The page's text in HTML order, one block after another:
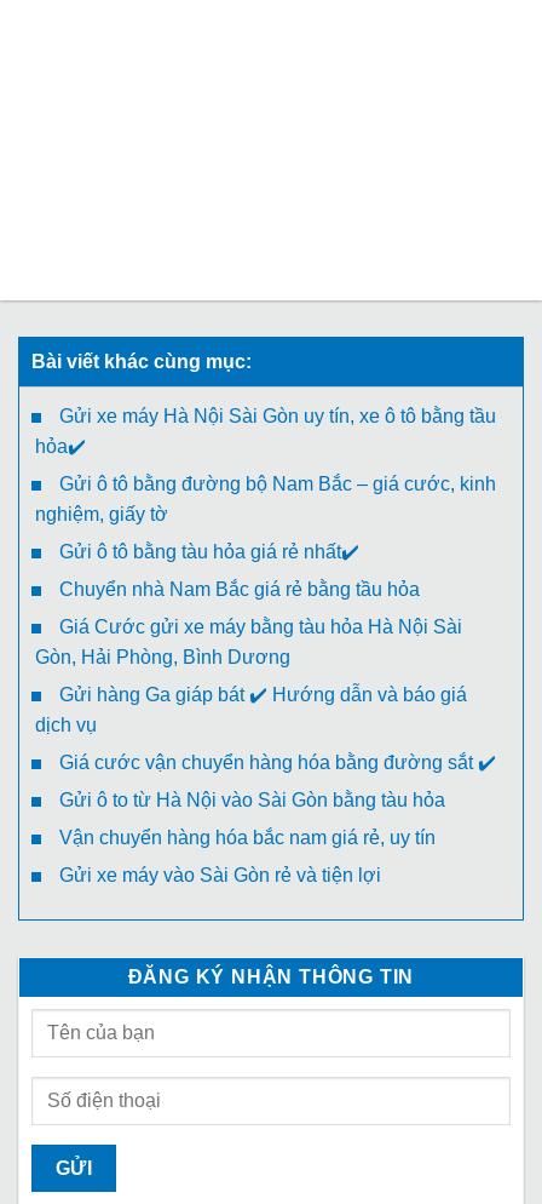
Bài viết khác cùng mục:
Gửi xe máy Hà Nội Sài Gòn uy tín, xe ô tô bằng tầu
hỏa✔️
Gửi ô tô bằng đường bộ Nam Bắc – giá cước, kinh
nghiệm, giấy tờ
Gửi ô tô bằng tàu hỏa giá rẻ nhất✔️
Chuyển nhà Nam Bắc giá rẻ bằng tầu hỏa
Giá Cước gửi xe máy bằng tàu hỏa Hà Nội Sài
Gòn, Hải Phòng, Bình Dương
Gửi hàng Ga giáp bát ✔️ Hướng dẫn và báo giá
dịch vụ
Giá cước vận chuyển hàng hóa bằng đường sắt ✔️
Gửi ô to từ Hà Nội vào Sài Gòn bằng tàu hỏa
Vận chuyển hàng hóa bắc nam giá rẻ, uy tín
Gửi xe máy vào Sài Gòn rẻ và tiện lợi
ĐĂNG KÝ NHẬN THÔNG TIN